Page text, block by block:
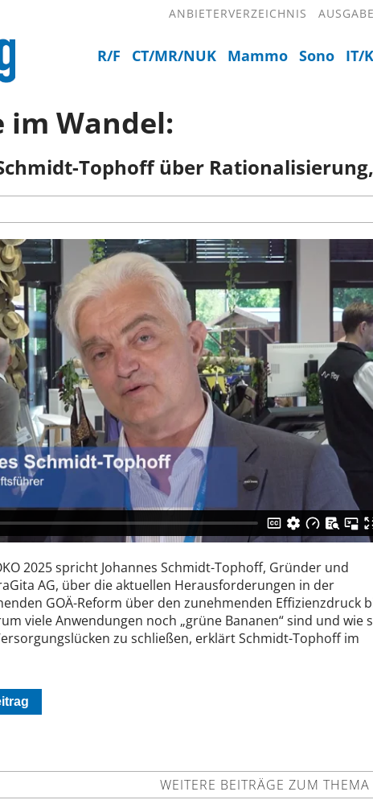
ANBIETERVERZEICHNIS
R/F CT/MR/NUK Mammo Sono IT/
im Wandel:
Tophoff über
2025 spricht Johannes Schmidt-Tophoff, Gründer und
AG, über die aktuellen Herausforderungen in der
GOÄ-Reform über den zunehmenden Effizienzdruck
viele Anwendungen noch „grüne Bananen“ sind und wie
zu schließen, erklärt Schmidt-Tophoff im
WEITERE BEITRÄGE ZUM THEMA